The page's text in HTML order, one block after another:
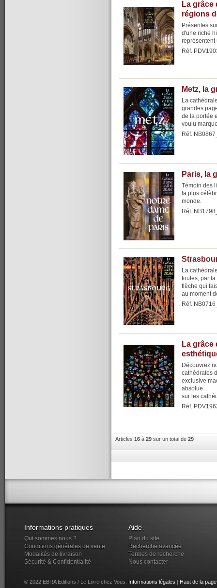
La grâce
régions
Présentes
d'une riche
représentent
Réf.
Metz, la
La
grandes
de la portée
voulu
Réf.
Paris, la
Témoin des
la plus
monde.
Réf.
La
toutes, par
flèche qui
au moment
Réf.
La grâce
Découvrez
cathédrales
exclusive
absolue
sur les
Réf.
Articles 16 à 29 sur un total de 29
Informations pratiques
Qui sommes nous ?
Conditions générales de vente
Modalités de livraison
Sécurité & Confidentialité
Aide
Plan du site
Recherche avancée
Termes de recherche
Nous contacter
© 2022 EBRA Editions / Le Livre chez Vous. Informations légales Haut de la page